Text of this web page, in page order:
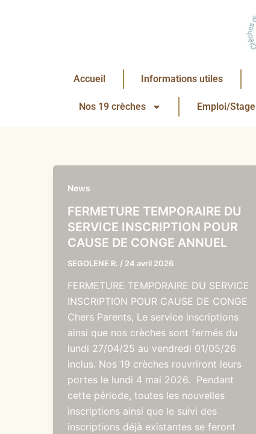
Accueil Informations utiles
Nos 19 crèches Emploi/Stage
News
FERMETURE TEMPORAIRE DU
SERVICE INSCRIPTION POUR
CAUSE DE CONGE ANNUEL
SEGOLENE R. / 24 avril 2026
FERMETURE TEMPORAIRE DU SERVICE
INSCRIPTION POUR CAUSE DE CONGE
Chers Parents, Le service inscriptions
ainsi que nos crèches sont fermés du
lundi 27/04/25 au vendredi 01/05/26
inclus. Nos 19 crèches rouvriront leurs
portes le lundi 4 mai 2026. Pendant
cette période, toutes les nouvelles
inscriptions ainsi que le suivi des
inscriptions déjà existantes se feront